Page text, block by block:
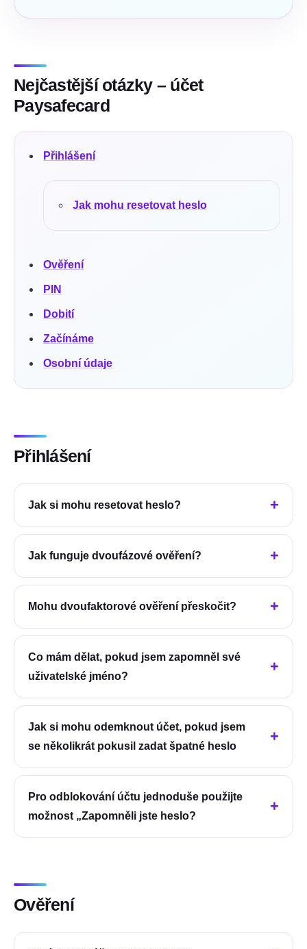
Nejčastější otázky – účet
Paysafecard
Přihlášení
Jak mohu resetovat heslo
Ověření
PIN
Dobití
Začínáme
Osobní údaje
Přihlášení
Jak si mohu resetovat heslo?
Jak funguje dvoufázové ověření?
Mohu dvoufaktorové ověření přeskočit?
Co mám dělat, pokud jsem zapomněl své
uživatelské jméno?
Jak si mohu odemknout účet, pokud jsem
se několikrát pokusil zadat špatné heslo
Pro odblokování účtu jednoduše použijte
možnost „Zapomněli jste heslo?
Ověření